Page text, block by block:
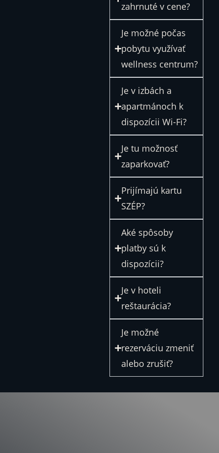
zahrnuté v cene?
Je možné počas
pobytu využívať
wellness centrum?
Je v izbách a
apartmánoch k
dispozícii Wi-Fi?
Je tu možnosť
zaparkovať?
Prijímajú kartu
SZÉP?
Aké spôsoby
platby sú k
dispozícii?
Je v hoteli
reštaurácia?
Je možné
rezerváciu zmeniť
alebo zrušiť?